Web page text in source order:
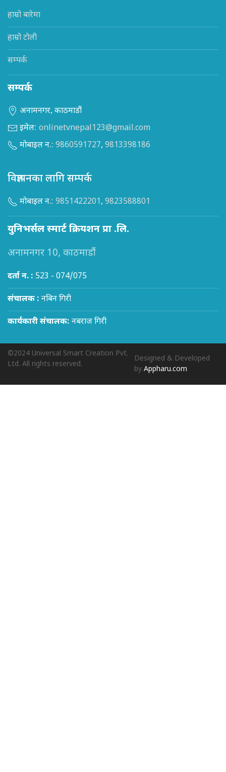
हाम्रो बारेमा
हाम्रो टोली
सम्पर्क
सम्पर्क
अनामनगर, काठमाडौं
इमेल: onlinetvnepal123@gmail.com
मोबाइल न.: 9860591727, 9813398186
विज्ञापनका लागि सम्पर्क
मोबाइल न.: 9851422201, 9823588801
युनिभर्सल स्मार्ट क्रियशन प्रा .लि.
अनामनगर 10, काठमाडौं
दर्ता न. : 523 - 074/075
संचालक : नबिन गिरी
कार्यकारी संचालक: नबराज गिरी
©2024 Universal Smart Creation Pvt.
Ltd. All rights reserved.
Designed & Developed
byAppharu.com